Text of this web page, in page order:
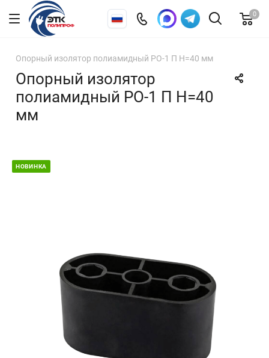
0
Опорный изолятор полиамидный РО-1 П Н=40 мм
Опорный изолятор
полиамидный РО-1 П Н=40
мм
НОВИНКА